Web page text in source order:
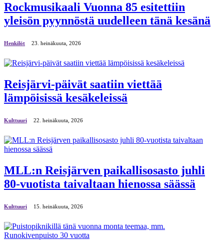
Rockmusikaali Vuonna 85 esitettiin
yleisön pyynnöstä uudelleen tänä kesänä
Henkilöt 23. heinäkuuta, 2026
Reisjärvi-päivät saatiin viettää
lämpöisissä kesäkeleissä
Kulttuuri 22. heinäkuuta, 2026
MLL:n Reisjärven paikallisosasto juhli
80-vuotista taivaltaan hienossa säässä
Kulttuuri 15. heinäkuuta, 2026